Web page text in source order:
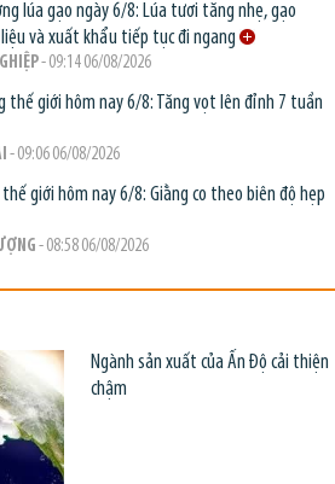
lúa gạo ngày 6/8: Lúa tươi tăng nhẹ, gạo
và xuất khẩu tiếp tục đi ngang
- 09:14 06/08/2026
thế giới hôm nay 6/8: Tăng vọt lên đỉnh 7 tuần
- 09:06 06/08/2026
giới hôm nay 6/8: Giằng co theo biên độ hẹp
- 08:58 06/08/2026
Ngành sản xuất của Ấn Độ cải thiện
chậm